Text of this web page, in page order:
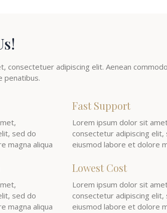
consectetuer adipiscing elit. Aenean
penatibus.
sed do
magna aliqua
sed do
magna aliqua
Fast Support
Lorem ipsum dolor sit
consectetur adipiscing elit,
eiusmod labore et dolore
Lowest Cost
Lorem ipsum dolor sit
consectetur adipiscing elit,
eiusmod labore et dolore